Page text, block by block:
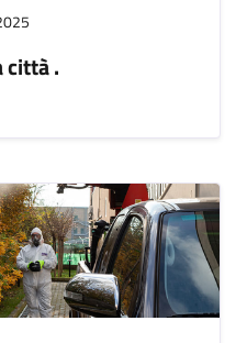
città .